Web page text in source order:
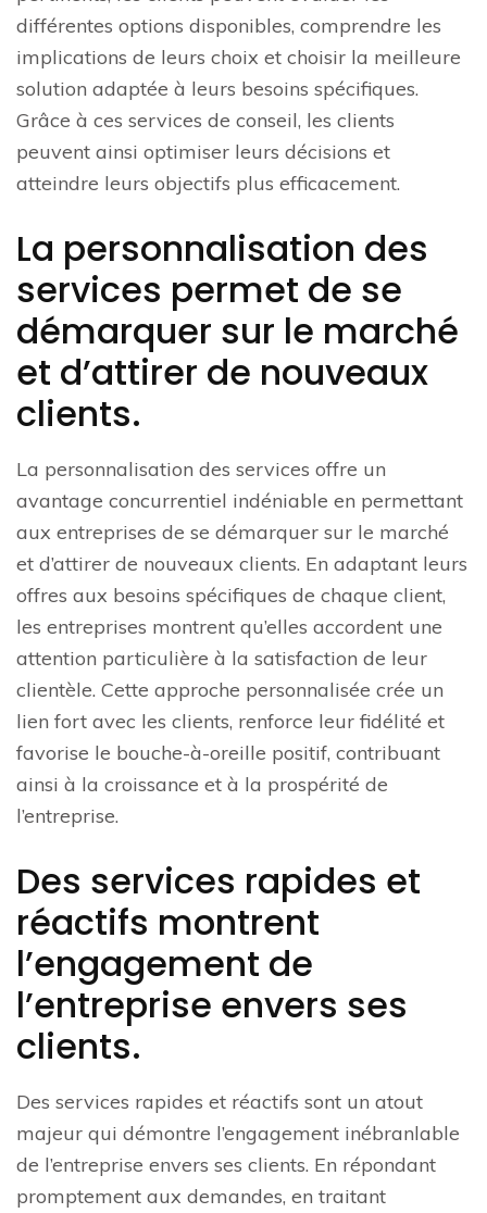
différentes options disponibles, comprendre les
implications de leurs choix et choisir la meilleure
solution adaptée à leurs besoins spécifiques.
Grâce à ces services de conseil, les clients
peuvent ainsi optimiser leurs décisions et
atteindre leurs objectifs plus efficacement.
La personnalisation des
services permet de se
démarquer sur le marché
et d’attirer de nouveaux
clients.
La personnalisation des services offre un
avantage concurrentiel indéniable en permettant
aux entreprises de se démarquer sur le marché
et d’attirer de nouveaux clients. En adaptant leurs
offres aux besoins spécifiques de chaque client,
les entreprises montrent qu’elles accordent une
attention particulière à la satisfaction de leur
clientèle. Cette approche personnalisée crée un
lien fort avec les clients, renforce leur fidélité et
favorise le bouche-à-oreille positif, contribuant
ainsi à la croissance et à la prospérité de
l’entreprise.
Des services rapides et
réactifs montrent
l’engagement de
l’entreprise envers ses
clients.
Des services rapides et réactifs sont un atout
majeur qui démontre l’engagement inébranlable
de l’entreprise envers ses clients. En répondant
promptement aux demandes, en traitant